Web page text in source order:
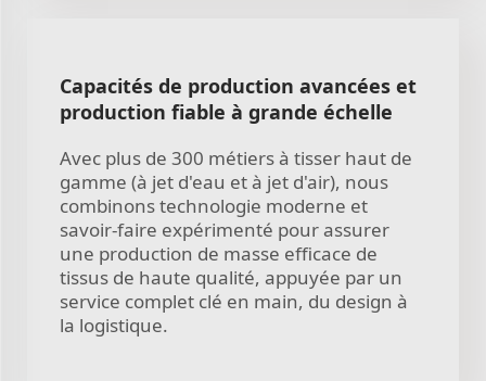
Capacités de production avancées et
production fiable à grande échelle
Avec plus de 300 métiers à tisser haut de
gamme (à jet d'eau et à jet d'air), nous
combinons technologie moderne et
savoir-faire expérimenté pour assurer
une production de masse efficace de
tissus de haute qualité, appuyée par un
service complet clé en main, du design à
la logistique.